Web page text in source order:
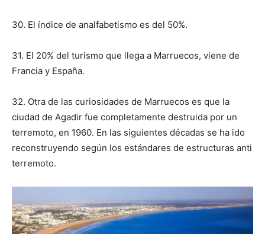
30. El índice de analfabetismo es del 50%.
31. El 20% del turismo que llega a Marruecos, viene de
Francia y España.
32. Otra de las curiosidades de Marruecos es que la
ciudad de Agadir fue completamente destruida por un
terremoto, en 1960. En las siguientes décadas se ha ido
reconstruyendo según los estándares de estructuras anti
terremoto.